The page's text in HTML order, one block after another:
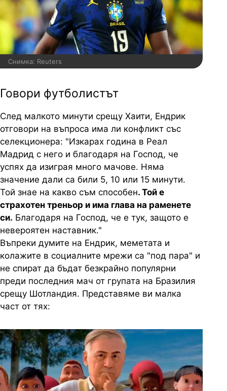
Снимка: Reuters
Говори футболистът
След малкото минути срещу Хаити, Ендрик
отговори на въпроса има ли конфликт със
селекционера: "Изкарах година в Реал
Мадрид с него и благодаря на Господ, че
успях да изиграя много мачове. Няма
значение дали са били 5, 10 или 15 минути.
Той знае на какво съм способен. Той е
страхотен треньор и има глава на раменете
си. Благодаря на Господ, че е тук, защото е
невероятен наставник."
Въпреки думите на Ендрик, меметата и
колажите в социалните мрежи са "под пара" и
не спират да бъдат безкрайно популярни
преди последния мач от групата на Бразилия
срещу Шотландия. Представяме ви малка
част от тях: